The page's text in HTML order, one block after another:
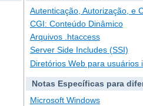
Autenticação, Autorização, e
CGI: Conteúdo Dinâmico
Arquivos .htaccess
Server Side Includes (SSI)
Diretórios Web para usuários
Notas Específicas para
Microsoft Windows